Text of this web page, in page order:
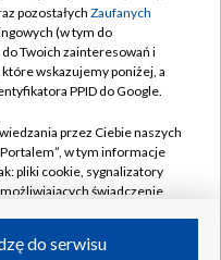
pozostałych Zaufanych
(w tym do
Twoich zainteresowań i
wskazujemy poniżej, a
PPID do Google.
przez Ciebie naszych
w tym informacje
pliki cookie, sygnalizatory
świadczenie
do serwisu